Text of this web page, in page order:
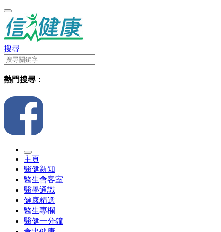
搜尋
熱門搜尋：
主頁
醫健新知
醫生會客室
醫學通識
健康精選
醫生專欄
醫健一分鐘